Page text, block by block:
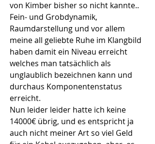
von Kimber bisher so nicht kannte..
Fein- und Grobdynamik,
Raumdarstellung und vor allem
meine all geliebte Ruhe im Klangbild
haben damit ein Niveau erreicht
welches man tatsächlich als
unglaublich bezeichnen kann und
durchaus Komponentenstatus
erreicht.
Nun leider leider hatte ich keine
14000€ übrig, und es entspricht ja
auch nicht meiner Art so viel Geld